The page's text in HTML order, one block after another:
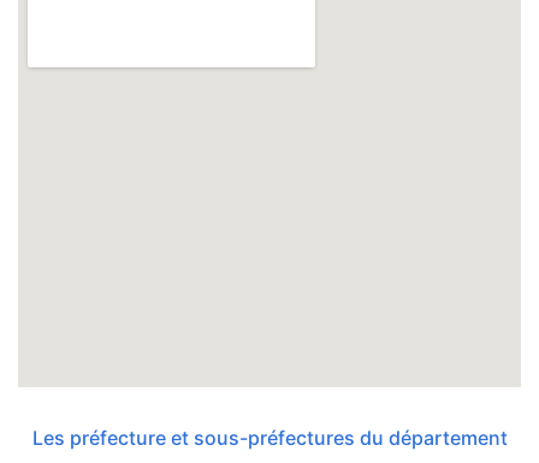
Les préfecture et sous-préfectures du département